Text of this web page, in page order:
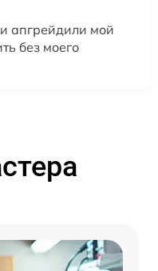
апгрейдили мой
без моего